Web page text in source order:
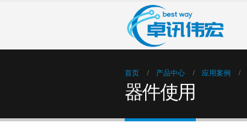
首页 产品中心 应用案例
器件使用